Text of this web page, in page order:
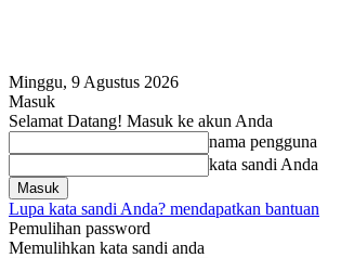
Minggu, 9 Agustus 2026
Masuk
Selamat Datang! Masuk ke akun Anda
nama pengguna
kata sandi Anda
Lupa kata sandi Anda? mendapatkan bantuan
Pemulihan password
Memulihkan kata sandi anda